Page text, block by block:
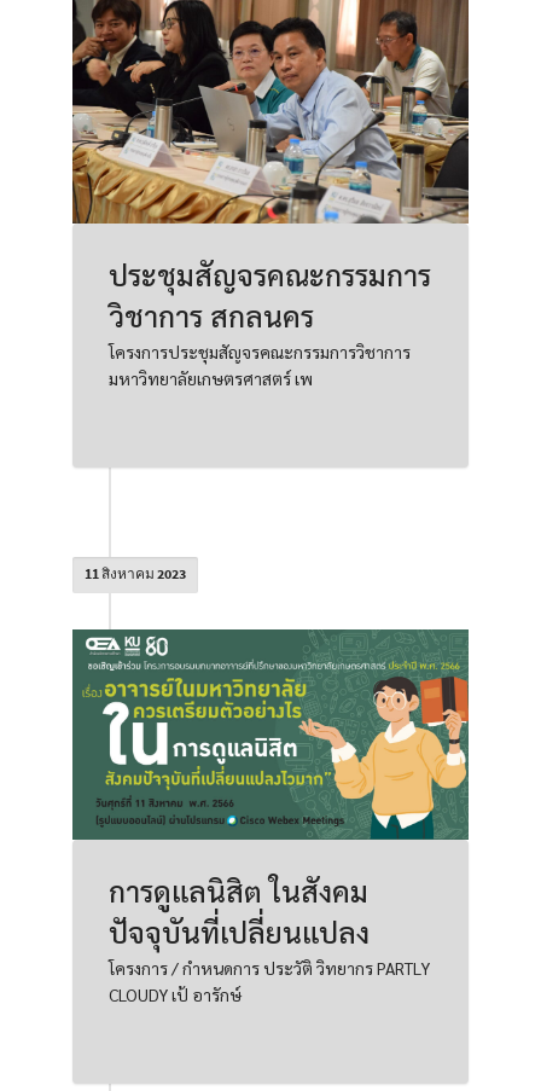
ประชุมสัญจรคณะกรรมการ
วิชาการ สกลนคร
โครงการประชุมสัญจรคณะกรรมการวิชาการ
มหาวิทยาลัยเกษตรศาสตร์ เพ
11 สิงหาคม 2023
การดูแลนิสิต ในสังคม
ปัจจุบันที่เปลี่ยนแปลง
โครงการ / กำหนดการ ประวัติ วิทยากร PARTLY
CLOUDY เป้ อารักษ์